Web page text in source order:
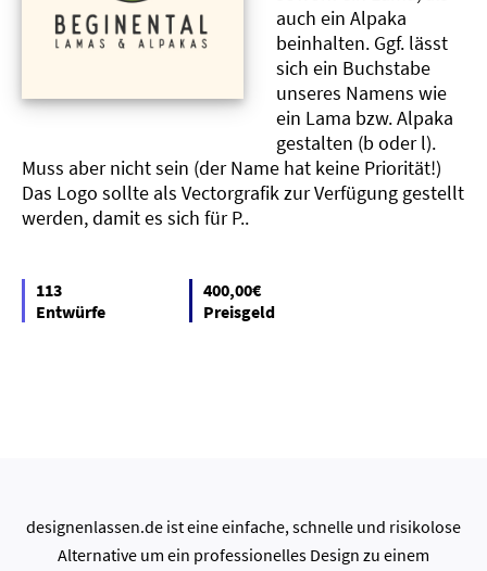
auch ein Alpaka
beinhalten. Ggf. lässt
sich ein Buchstabe
unseres Namens wie
ein Lama bzw. Alpaka
gestalten (b oder l).
Muss aber nicht sein (der Name hat keine Priorität!)
Das Logo sollte als Vectorgrafik zur Verfügung gestellt
werden, damit es sich für P..
113
Entwürfe
400,00€
Preisgeld
designenlassen.de ist eine einfache, schnelle und risikolose
Alternative um ein professionelles Design zu einem